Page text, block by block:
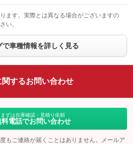
：装備なし
フロントカメラ
：装備なし
：装備なし
ルーフレール
：装備なし
：装備なし
ます。実際とは異なる場合がございますの
い。
で車種情報を詳しく見る
関するお問い合わせ
まずは在庫確認・見積り依頼
料電話でお問い合わせ
もご連絡が届くことはありません。メールア